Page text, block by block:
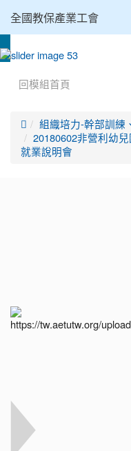
全國教保產業工會
回模組首頁

組織培力-幹部訓練
20180602非營利幼
就業說明會